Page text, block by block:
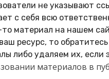
не указывают
с себя всю
материал на нашем
ресурс, то
либо удаляем их, если
материалов в